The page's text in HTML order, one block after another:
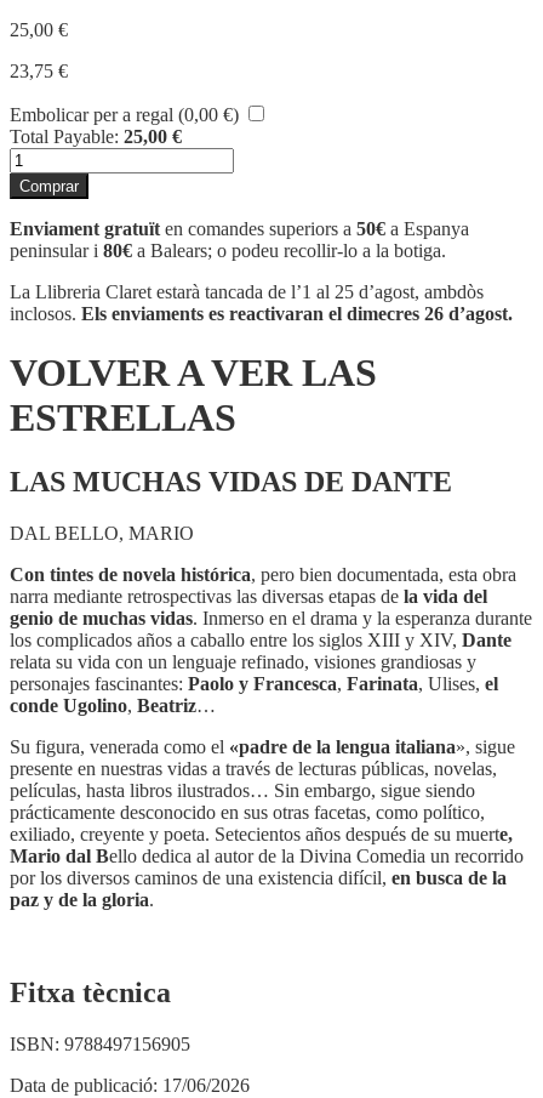
25,00 €
23,75 €
Embolicar per a regal (0,00 €)
Total Payable: 25,00 €
quantitat
de
VOLVER
A
VER
LAS
ESTRELLAS
Comprar
Enviament gratuït en comandes superiors a 50€ a Espanya
peninsular i 80€ a Balears; o podeu recollir-lo a la botiga.
La Llibreria Claret estarà tancada de l’1 al 25 d’agost, ambdòs
inclosos. Els enviaments es reactivaran el dimecres 26 d’agost.
VOLVER A VER LAS
ESTRELLAS
LAS MUCHAS VIDAS DE DANTE
DAL BELLO, MARIO
Con tintes de novela histórica, pero bien documentada, esta obra
narra mediante retrospectivas las diversas etapas de la vida del
genio de muchas vidas. Inmerso en el drama y la esperanza durante
los complicados años a caballo entre los siglos XIII y XIV, Dante
relata su vida con un lenguaje refinado, visiones grandiosas y
personajes fascinantes: Paolo y Francesca, Farinata, Ulises, el
conde Ugolino, Beatriz…
Su figura, venerada como el «padre de la lengua italiana», sigue
presente en nuestras vidas a través de lecturas públicas, novelas,
películas, hasta libros ilustrados… Sin embargo, sigue siendo
prácticamente desconocido en sus otras facetas, como político,
exiliado, creyente y poeta. Setecientos años después de su muerte,
Mario dal Bello dedica al autor de la Divina Comedia un recorrido
por los diversos caminos de una existencia difícil, en busca de la
paz y de la gloria.
Fitxa tècnica
ISBN: 9788497156905
Data de publicació: 17/06/2026